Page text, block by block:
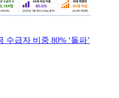
수급자 비중 80% ‘돌파’